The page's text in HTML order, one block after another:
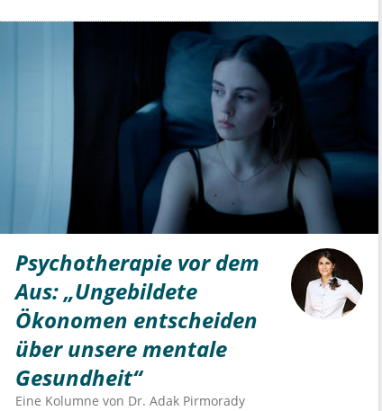
Psychotherapie vor dem
Aus: „Ungebildete
Ökonomen entscheiden
über unsere mentale
Gesundheit“
Eine Kolumne von Dr. Adak Pirmorady